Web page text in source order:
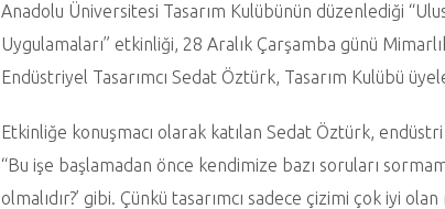
Anadolu Üniversitesi Tasarım Kulübünün düzenlediği
Uygulamaları” etkinliği, 28 Aralık Çarşamba günü
Endüstriyel Tasarımcı Sedat Öztürk, Tasarım Kulübü
Etkinliğe konuşmacı olarak katılan Sedat Öztürk,
“Bu işe başlamadan önce kendimize bazı soruları
olmalıdır?’ gibi. Çünkü tasarımcı sadece çizimi çok iyi